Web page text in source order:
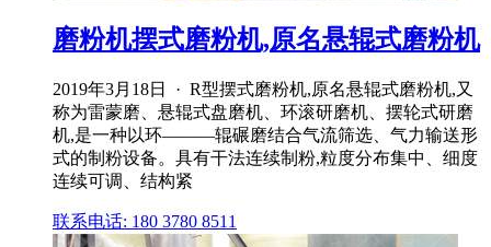
磨粉机摆式磨粉机,原名悬辊式磨粉机
2019年3月18日 · R型摆式磨粉机,原名悬辊式磨粉机,又
称为雷蒙磨、悬辊式盘磨机、环滚研磨机、摆轮式研磨
机,是一种以环―――辊碾磨结合气流筛选、气力输送形
式的制粉设备。具有干法连续制粉,粒度分布集中、细度
连续可调、结构紧
联系电话: 180 3780 8511